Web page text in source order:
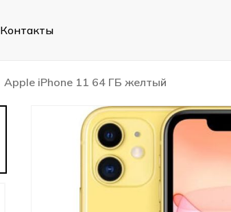
Контакты
Apple iPhone 11 64 ГБ желтый